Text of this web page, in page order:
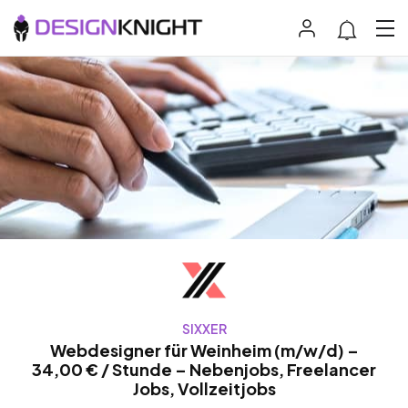
SIXXER
Webdesigner für Weinheim (m/w/d) –
34,00 € / Stunde – Nebenjobs, Freelancer
Jobs, Vollzeitjobs